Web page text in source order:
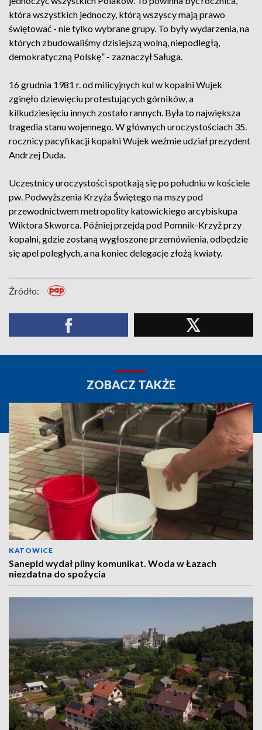
która wszystkich jednoczy, którą wszyscy mają prawo
świętować - nie tylko wybrane grupy. To były wydarzenia, na
których zbudowaliśmy dzisiejszą wolną, niepodległą,
demokratyczną Polskę” - zaznaczył Saługa.
16 grudnia 1981 r. od milicyjnych kul w kopalni Wujek
zginęło dziewięciu protestujących górników, a
kilkudziesięciu innych zostało rannych. Była to największa
tragedia stanu wojennego. W głównych uroczystościach 35.
rocznicy pacyfikacji kopalni Wujek weźmie udział prezydent
Andrzej Duda.
Uczestnicy uroczystości spotkają się po południu w kościele
pw. Podwyższenia Krzyża Świętego na mszy pod
przewodnictwem metropolity katowickiego arcybiskupa
Wiktora Skworca. Później przejdą pod Pomnik-Krzyż przy
kopalni, gdzie zostaną wygłoszone przemówienia, odbędzie
się apel poległych, a na koniec delegacje złożą kwiaty.
Źródło:
ZOBACZ TAKŻE
KATOWICE
Sanepid wydał pilny komunikat. Woda w Łazach
niezdatna do spożycia